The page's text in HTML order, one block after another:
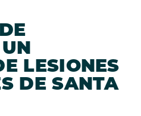
LESIONES
DE SANTA